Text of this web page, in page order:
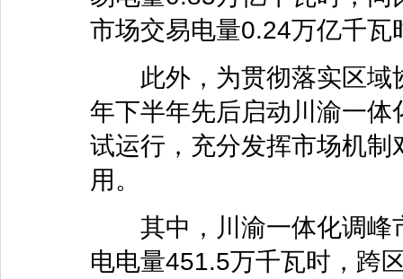
市场交易电量0.24万亿千
此外，为贯彻落实区域
年下半年先后启动川渝一
试运行，充分发挥市场机
用。
其中，川渝一体化调峰
电电量451.5万千瓦时，跨